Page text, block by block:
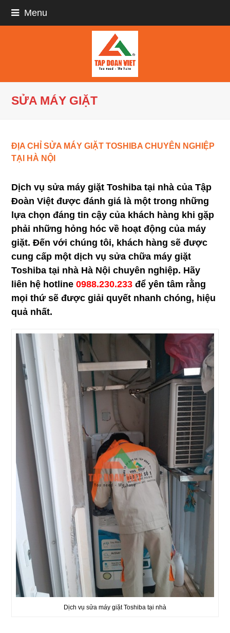
Menu
SỬA MÁY GIẶT
ĐỊA CHỈ SỬA MÁY GIẶT TOSHIBA CHUYÊN NGHIỆP
TẠI HÀ NỘI
Dịch vụ sửa máy giặt Toshiba tại nhà của Tập
Đoàn Việt được đánh giá là một trong những
lựa chọn đáng tin cậy của khách hàng khi gặp
phải những hỏng hóc về hoạt động của máy
giặt. Đến với chúng tôi, khách hàng sẽ được
cung cấp một dịch vụ sửa chữa máy giặt
Toshiba tại nhà Hà Nội chuyên nghiệp. Hãy
liên hệ hotline0988.230.233 để yên tâm rằng
mọi thứ sẽ được giải quyết nhanh chóng, hiệu
quả nhất.
Dịch vụ sửa máy giặt Toshiba tại nhà